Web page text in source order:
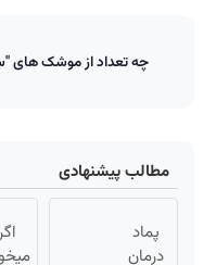
چه تعداد از موشک های
مطالب پیشنهادی
پماد
درمان